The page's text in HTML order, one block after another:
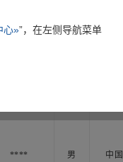
**** 男 中国
心»”，在左侧导航菜单